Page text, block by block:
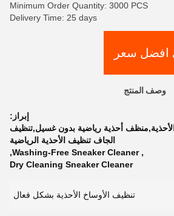
Minimum Order Quantity: 3000 PCS
Delivery Time: 25 days
افضل سعر
وصف المنتج
إبراز:
الأحذية,منظف أحذية رياضية بدون غسيل,تنظيف
الجاف تنظيف الأحذية الرياضية
,
Washing-Free Sneaker Cleaner
,
Dry Cleaning Sneaker Cleaner
تنظيف الأوساخ الأحذية بشكل فعال